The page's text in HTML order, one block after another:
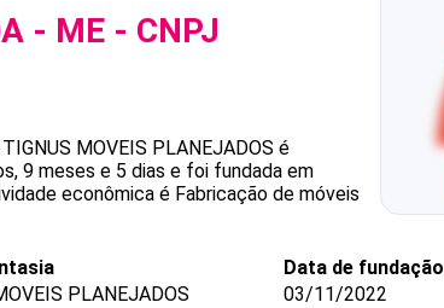
- ME - CNPJ
TIGNUS MOVEIS PLANEJADOS é
9 meses e 5 dias e foi fundada em
econômica é Fabricação de móveis
PLANEJADOS
Data de fundação
03/11/2022